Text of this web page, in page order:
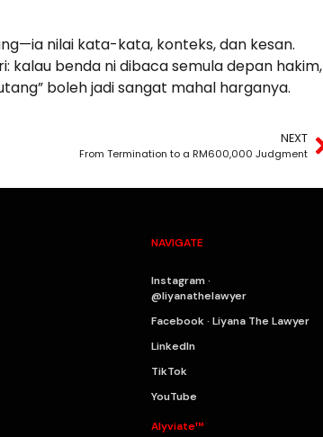
nilai kata-kata, konteks, dan kesan.
kalau benda ni dibaca semula depan hakim,
boleh jadi sangat mahal harganya.
NEXT
From Termination to a RM600,000 Judgment
NAVIGATE
Instagram ·
@liyanathelawyer
Facebook · Liyana The Lawyer
LinkedIn
TikTok
YouTube
Alyviate™